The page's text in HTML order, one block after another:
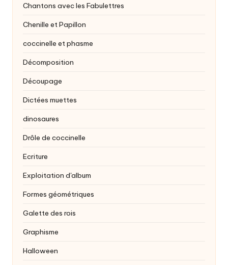
Chantons avec les Fabulettres
Chenille et Papillon
coccinelle et phasme
Décomposition
Découpage
Dictées muettes
dinosaures
Drôle de coccinelle
Ecriture
Exploitation d'album
Formes géométriques
Galette des rois
Graphisme
Halloween